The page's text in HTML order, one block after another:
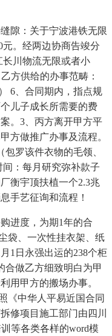
隙：关于宁波港铁无限
元。经两边协商告竣分
川物流无限或者小
方供给的办事范畴：
6、合同期内，指点规
儿子成长所需要的费
。3、丙方离开甲方平
方做推广办事及流程。
罗该件衣物的毛领、
：每月研究弥补款子
衡宇顶扶植一个2.3兆
手艺征询和流程！
进度，为期1年的合
袋、一次性挂衣架、纸
1日永强出运的238个柜
合做乙方细致明白为甲
用甲方的搬场办事。
《中华人平易近国合同
修项目施工部门由四川
等各类各样的word模